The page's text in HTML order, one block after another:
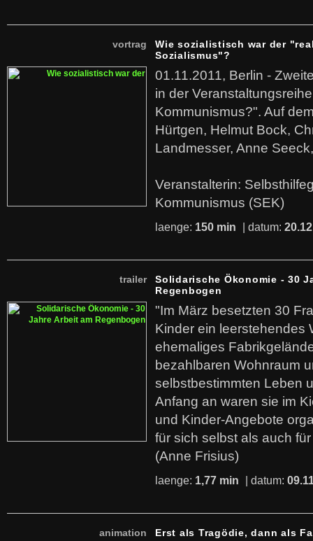
vortrag
Wie sozialistisch war der
Sozialismus"?
01.11.2011, Berlin -
in der
Kommunismus?". Auf
Hürtgen, Helmut Bock,
Landmesser, Anne
Veranstalterin:
Kommunismus (SEK)
laenge: 150 min | datum:
trailer
Solidarische Ökonomie - 30
Regenbogen
"Im März besetzten 30
Kinder ein leerstehendes
ehemaliges
bezahlbaren Wohnraum
selbstbestimmten Leben
Anfang an waren sie im
und Kinder-Angebote
für sich selbst als auch
(Anne Frisius)
laenge: 1,77 min | datum:
animation Erst als Tragödie, dann als